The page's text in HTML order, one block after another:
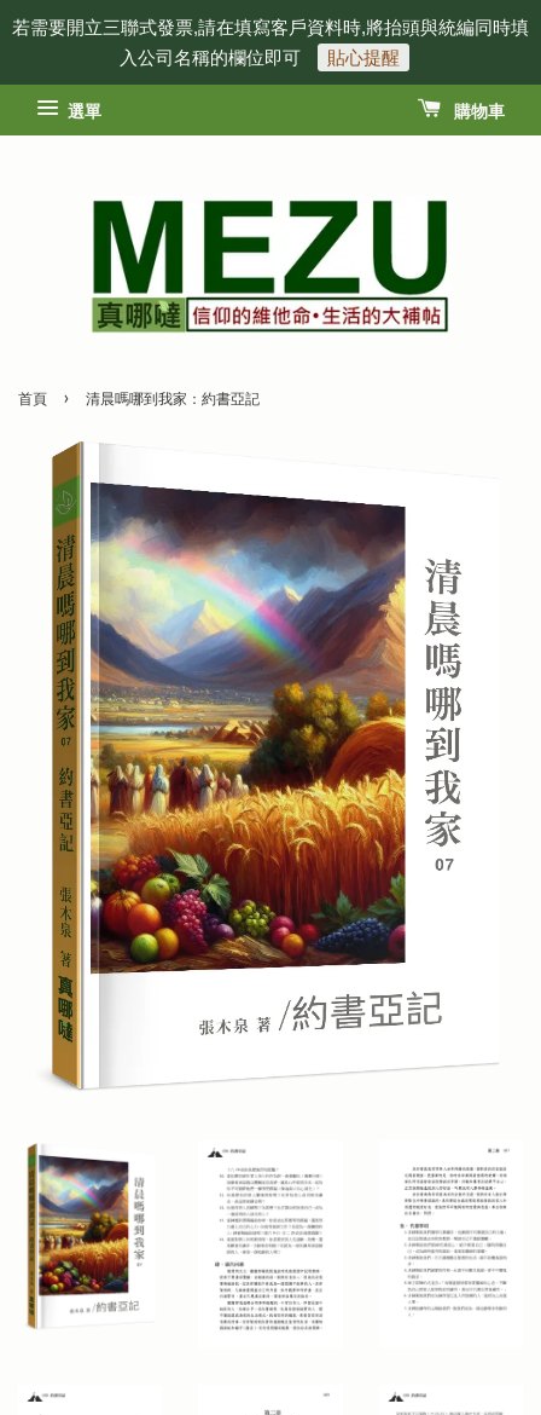
若需要開立三聯式發票,請在填寫客戶資料時,將抬頭與統編同時填
入公司名稱的欄位即可
貼心提醒
選單 購物車
首頁 › 清晨嗎哪到我家：約書亞記